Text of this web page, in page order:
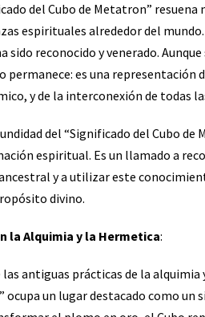
del Cubo de Metatron”
espirituales alrededor del
sido reconocido y venerado.
permanece: es una representación
y de la interconexión de todas
del “Significado del Cubo
espiritual. Es un llamado a
y a utilizar este
divino.
la Alquimia y la Hermetica:
antiguas prácticas de la alquimia
ocupa un lugar destacado como